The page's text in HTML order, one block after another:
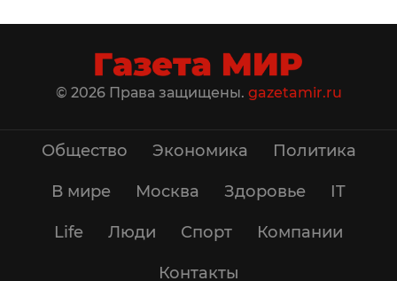
© 2026 Права защищены. gazetamir.ru
Общество Экономика Политика
В мире Москва Здоровье IT
Life Люди Спорт Компании
Контакты